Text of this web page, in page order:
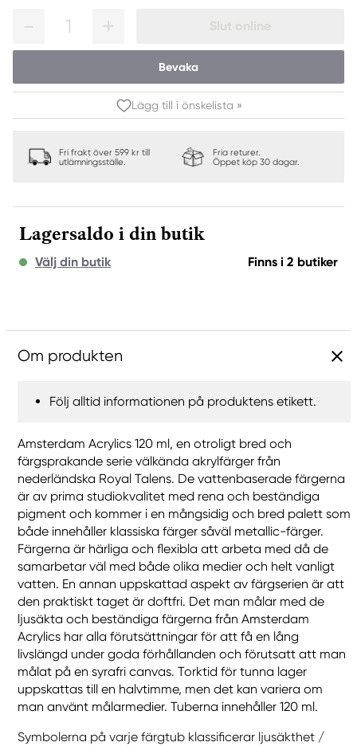
1 Slut online
Bevaka
Lägg till i önskelista »
Fri frakt över 599 kr till
utlämningsställe.
Fria returer.
Öppet köp 30 dagar.
Lagersaldo i din butik
Välj din butik Finns i 2 butiker
Om produkten
Följ alltid informationen på produktens etikett.
Amsterdam Acrylics 120 ml, en otroligt bred och
färgsprakande serie välkända akrylfärger från
nederländska Royal Talens. De vattenbaserade färgerna
är av prima studiokvalitet med rena och beständiga
pigment och kommer i en mångsidig och bred palett som
både innehåller klassiska färger såväl metallic-färger.
Färgerna är härliga och flexibla att arbeta med då de
samarbetar väl med både olika medier och helt vanligt
vatten. En annan uppskattad aspekt av färgserien är att
den praktiskt taget är doftfri. Det man målar med de
ljusäkta och beständiga färgerna från Amsterdam
Acrylics har alla förutsättningar för att få en lång
livslängd under goda förhållanden och förutsatt att man
målat på en syrafri canvas. Torktid för tunna lager
uppskattas till en halvtimme, men det kan variera om
man använt målarmedier. Tuberna innehåller 120 ml.
Symbolerna på varje färgtub klassificerar ljusäkthet /